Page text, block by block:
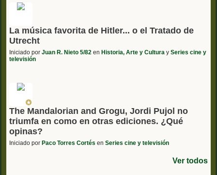
La música favorita de Hitler... o el Tratado de
Utrecht
Iniciado por Juan R. Nieto 5/82 en Historia, Arte y Cultura y Series cine y
televisión
The Mandalorian and Grogu, Jordi Pujol no
triumfa en como en otras ediciones. ¿Qué
opinas?
Iniciado por Paco Torres Cortés en Series cine y televisión
Ver todos